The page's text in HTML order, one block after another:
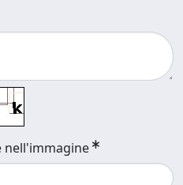
nell'immagine